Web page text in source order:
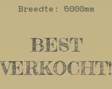
Breedte: 5000mm
BEST
VERKOCHT!